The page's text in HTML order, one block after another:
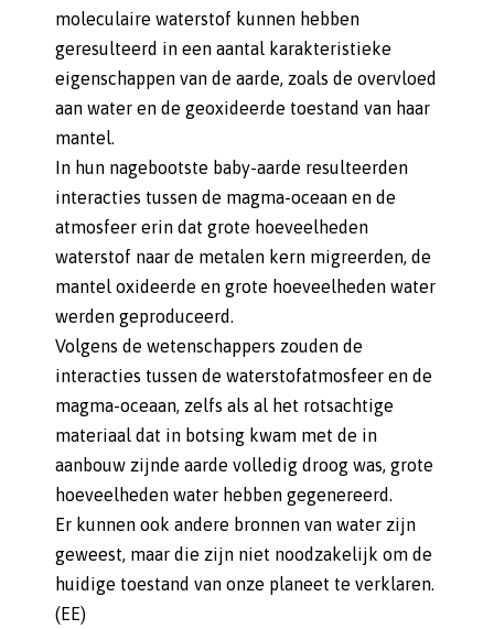
moleculaire waterstof kunnen hebben
geresulteerd in een aantal karakteristieke
eigenschappen van de aarde, zoals de overvloed
aan water en de geoxideerde toestand van haar
mantel.
In hun nagebootste baby-aarde resulteerden
interacties tussen de magma-oceaan en de
atmosfeer erin dat grote hoeveelheden
waterstof naar de metalen kern migreerden, de
mantel oxideerde en grote hoeveelheden water
werden geproduceerd.
Volgens de wetenschappers zouden de
interacties tussen de waterstofatmosfeer en de
magma-oceaan, zelfs als al het rotsachtige
materiaal dat in botsing kwam met de in
aanbouw zijnde aarde volledig droog was, grote
hoeveelheden water hebben gegenereerd.
Er kunnen ook andere bronnen van water zijn
geweest, maar die zijn niet noodzakelijk om de
huidige toestand van onze planeet te verklaren.
(EE)